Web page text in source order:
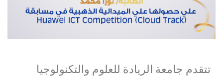
تتقدم جامعة الريادة للعلوم والتكنولوجيا